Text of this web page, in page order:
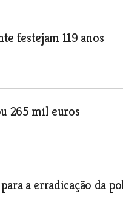
festejam 119 anos
265 mil euros
a erradicação da